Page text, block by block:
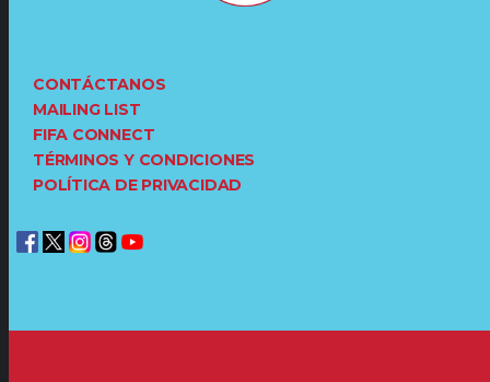
CONTÁCTANOS
MAILING LIST
FIFA CONNECT
TÉRMINOS Y CONDICIONES
POLÍTICA DE PRIVACIDAD